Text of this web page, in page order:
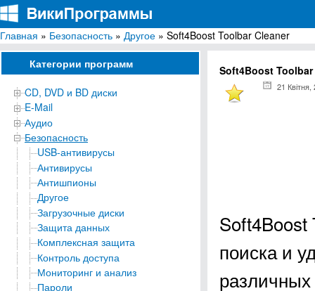
ВикиПрограммы
Энциклопедия бесплатных компьютерных программ для Windows
Главная » Безопасность » Другое » Soft4Boost Toolbar Cleaner
Категории программ
CD, DVD и BD диски
E-Mail
Аудио
Безопасность
USB-антивирусы
Антивирусы
Антишпионы
Другое
Загрузочные диски
Защита данных
Комплексная защита
Контроль доступа
Мониторинг и анализ
Пароли
Soft4Boost Toolbar
21 Квітня,
Soft4Boost
поиска и